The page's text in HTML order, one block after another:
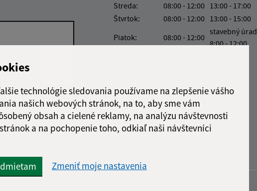
technológie sledovania používame na zlepšenie vášho
našich webových stránok, na to, aby sme vám
obsah a cielené reklamy, na analýzu návštevnosti
a na pochopenie toho, odkiaľ naši návštevníci
Zmeniť moje nastavenia
Response
správu
Streda:
08:00 - 12:00 13:00 - 17:00
Štvrtok:
08:00 - 12:00 13:00 - 15:00
Piatok:
08:00 - 12:00
stavebný úrad
8:00 - 12:00